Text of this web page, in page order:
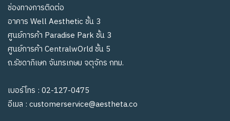
ช่องทางการติดต่อ
อาคาร Well Aesthetic ชั้น 3
ศูนย์การค้า Paradise Park ชั้น 3
ศูนย์การค้า CentralwOrld ชั้น 5
ถ.รัชดาภิเษก จันทรเกษม จตุจักร กทม.
เบอร์โทร : 02-127-0475
อีเมล : customerservice@aestheta.co